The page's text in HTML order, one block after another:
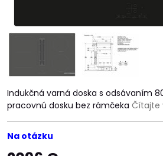
Indukčná varná doska s odsávaním
pracovnú dosku bez rámčeka Čítajte
Na otázku